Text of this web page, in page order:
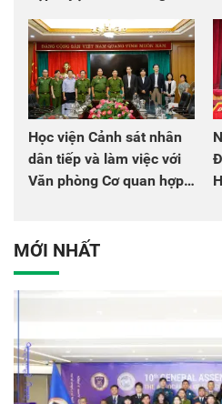
chào mừng Đại hội Đảng
Học viện Cảnh sát nhân
dân tiếp và làm việc với
Văn phòng Cơ quan hợp
MỚI NHẤT